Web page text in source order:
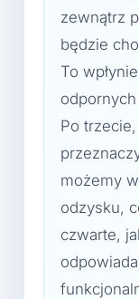
zewnątrz
będzie
To
Po
możemy
odzysku,
czwarte,